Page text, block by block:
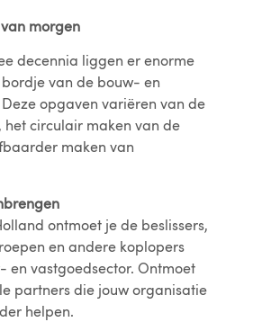
morgen
decennia liggen er enorme
van de bouw- en
opgaven variëren van de
het circulair maken van de
maken van
ontmoet je de beslissers,
en andere koplopers
en vastgoedsector. Ontmoet
partners die jouw organisatie
helpen.